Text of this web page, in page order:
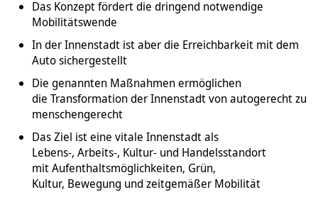
Das Konzept fördert die dringend notwendige
Mobilitätswende
In der Innenstadt ist aber die Erreichbarkeit mit dem
Auto sichergestellt
Die genannten Maßnahmen ermöglichen
die Transformation der Innenstadt von autogerecht zu
menschengerecht
Das Ziel ist eine vitale Innenstadt als
Lebens-, Arbeits-, Kultur- und Handelsstandort
mit Aufenthaltsmöglichkeiten, Grün,
Kultur, Bewegung und zeitgemäßer Mobilität